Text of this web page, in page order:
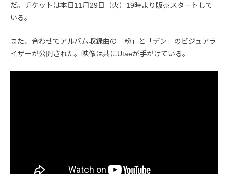
だ。チケットは本日11月29日（火）19時より販売スタートして
いる。
また、合わせてアルバム収録曲の「粉」と「デン」のビジュアラ
イザーが公開された。映像は共にUtaeが手がけている。